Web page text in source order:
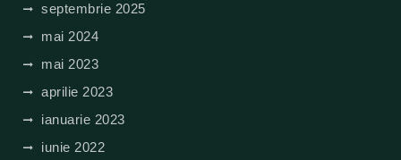
septembrie 2025
mai 2024
mai 2023
aprilie 2023
ianuarie 2023
iunie 2022